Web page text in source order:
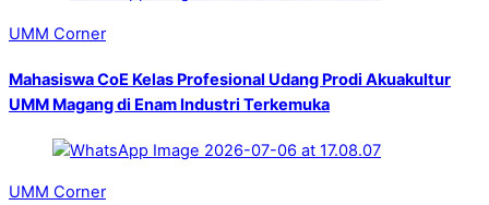
UMM Corner
Mahasiswa CoE Kelas Profesional Udang Prodi Akuakultur
UMM Magang di Enam Industri Terkemuka
UMM Corner